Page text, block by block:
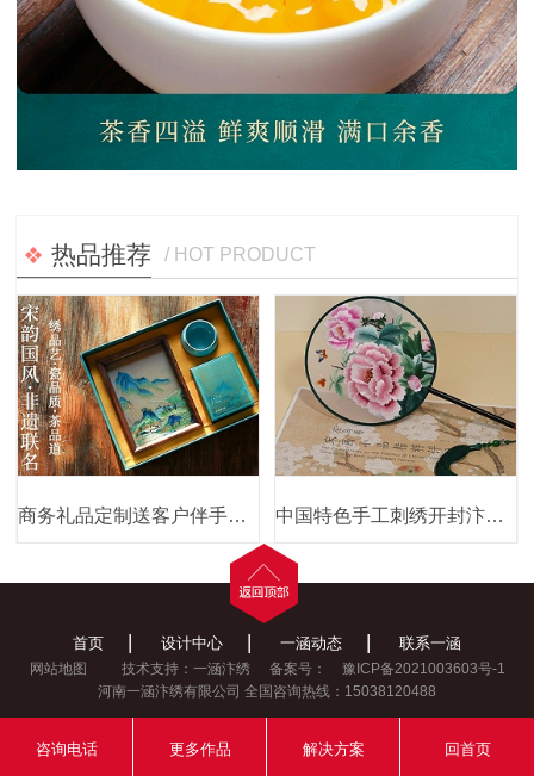
热品推荐 / HOT PRODUCT
商务礼品定制送客户伴手礼节日礼品刺绣千里江山摆件茶叶茶具套装礼盒 中国特色手工刺绣开封汴绣文化礼品双面绣团扇礼盒
首页 | 设计中心 | 一涵动态 | 联系一涵
网站地图 技术支持：一涵汴绣 备案号：
豫ICP备2021003603号-1
河南一涵汴绣有限公司 全国咨询热线：15038120488
咨询电话 更多作品 解决方案 回首页